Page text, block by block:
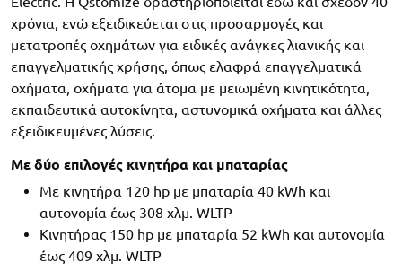
χρόνια, ενώ εξειδικεύεται στις προσαρμογές και
μετατροπές οχημάτων για ειδικές ανάγκες λιανικής και
επαγγελματικής χρήσης, όπως ελαφρά επαγγελματικά
οχήματα, οχήματα για άτομα με μειωμένη κινητικότητα,
εκπαιδευτικά αυτοκίνητα, αστυνομικά οχήματα και άλλες
εξειδικευμένες λύσεις.
Με δύο επιλογές κινητήρα και μπαταρίας
Με κινητήρα 120 hp με μπαταρία 40 kWh και
αυτονομία έως 308 χλμ. WLTP
Κινητήρας 150 hp με μπαταρία 52 kWh και αυτονομία
έως 409 χλμ. WLTP